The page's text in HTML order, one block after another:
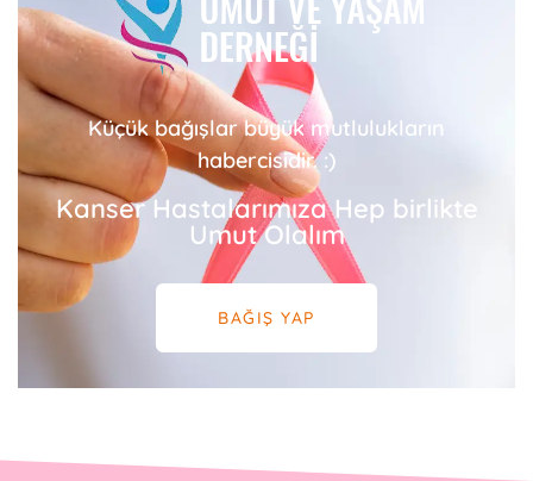
Küçük bağışlar büyük mutlulukların
habercisidir. :)
Kanser Hastalarımıza Hep birlikte
Umut Olalım
BAĞIŞ YAP